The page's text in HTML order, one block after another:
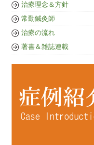
治療理念＆方針
常勤鍼灸師
治療の流れ
著書＆雑誌連載